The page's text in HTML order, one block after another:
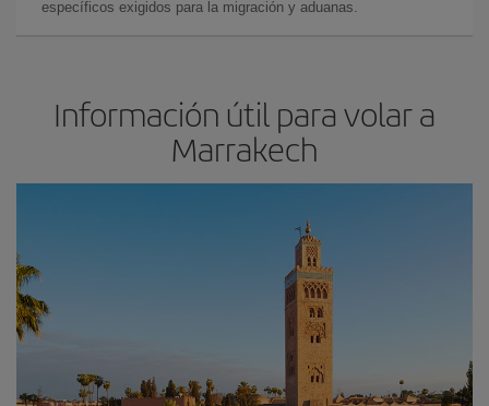
específicos exigidos para la migración y aduanas.
Información útil para volar a
Marrakech